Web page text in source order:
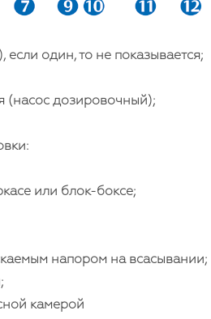
если один, то не показывается;
(насос дозировочный);
или блок-боксе;
напором на всасывании;
камерой